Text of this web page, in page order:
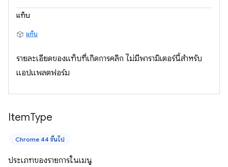
แท็บ
แท็บ
รายละเอียดของแท็บที่เกิดการคลิก ไม่มีพารามิเตอร์นี้สำหรับ
แอปแพลตฟอร์ม
ItemType
Chrome 44 ขึ้นไป
ประเภทของรายการในเมนู